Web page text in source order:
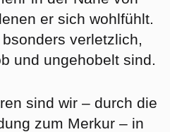
er sich wohlfühlt.
verletzlich,
und ungehobelt sind.
sind wir – durch die
zum Merkur – in